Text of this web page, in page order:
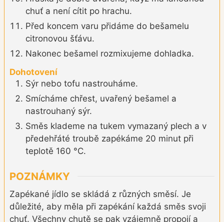
chuť a není cítit po hrachu.
Před koncem varu přidáme do bešamelu
citronovou šťávu.
Nakonec bešamel rozmixujeme dohladka.
Dohotovení
Sýr nebo tofu nastrouháme.
Smícháme chřest, uvařený bešamel a
nastrouhaný sýr.
Směs klademe na tukem vymazaný plech a v
předehřáté troubě zapékáme 20 minut při
teplotě 160 °C.
POZNÁMKY
Zapékané jídlo se skládá z různých směsí. Je
důležité, aby měla při zapékání každá směs svoji
chuť. Všechny chutě se pak vzájemně propojí a